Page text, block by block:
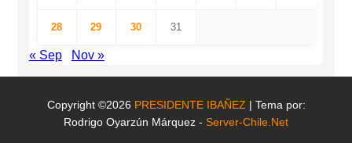
28 29 30 31
« Sep Nov »
Copyright ©2026 PRESIDENTE IBAÑEZ | Tema por:
Rodrigo Oyarzún Márquez - Server-Chile.Net